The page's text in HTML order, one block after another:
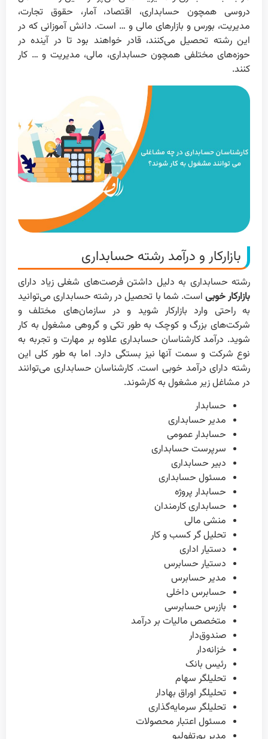
دروسی همچون حسابداری، اقتصاد، آمار، حقوق تجارت،
مدیریت، بورس و بازارهای مالی و … است. دانش آموزانی که در
این رشته تحصیل می‌کنند، قادر خواهند بود تا در آینده در
حوزه‌های مختلفی همچون حسابداری، مالی، مدیریت و … کار
کنند.
بازارکار و درآمد رشته حسابداری
رشته حسابداری به دلیل داشتن فرصت‌های شغلی زیاد دارای
بازار‌کار خوبی است. شما با تحصیل در رشته حسابداری می‌توانید
به راحتی وارد بازار‌کار شوید و در سازمان‌های مختلف و
شرکت‌های بزرگ و کوچک به طور تکی و گروهی مشغول به کار
شوید. درآمد کارشناسان حسابداری علاوه بر مهارت و تجربه به
نوع شرکت و سمت آنها نیز بستگی دارد. اما به طور کلی این
رشته دارای درآمد خوبی است. کارشناسان حسابداری می‌توانند
در مشاغل زیر مشغول به کارشوند.
حسابدار
مدیر حسابداری
حسابدار عمومی
سرپرست حسابداری
دبیر حسابداری
مسئول حسابداری
حسابدار پروژه
حسابداری کارمندان
منشی مالی
تحلیل گر کسب و کار
دستیار اداری
دستیار حسابرس
مدیر حسابرس
حسابرس داخلی
بازرس حسابرسی
متخصص مالیات بر درآمد
صندوق‌دار
خزانه‌دار
رئیس بانک
تحلیلگر سهام
تحلیلگر اوراق بهادار
تحلیلگر سرمایه‌گذاری
مسئول اعتبار محصولات